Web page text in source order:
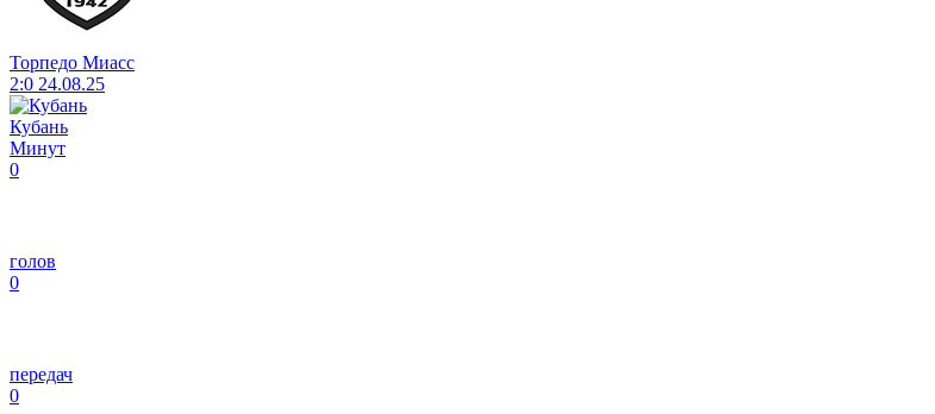
Торпедо Миасс
2:0 24.08.25
Кубань
Минут
0
голов
0
передач
0